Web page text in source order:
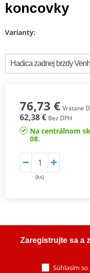
koncovky
Varianty:
76,73 € Vrátane
62,38 € Bez DPH
Na centrálnom
08.
(ks)
Zaregistrujte sa a
Súhlasím so